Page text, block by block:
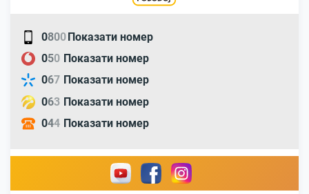
0800Показати номер
050 Показати номер
067 Показати номер
063 Показати номер
044 Показати номер